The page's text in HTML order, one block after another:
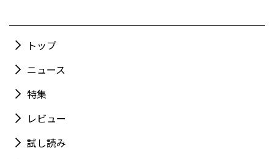
トップ
ニュース
特集
レビュー
試し読み